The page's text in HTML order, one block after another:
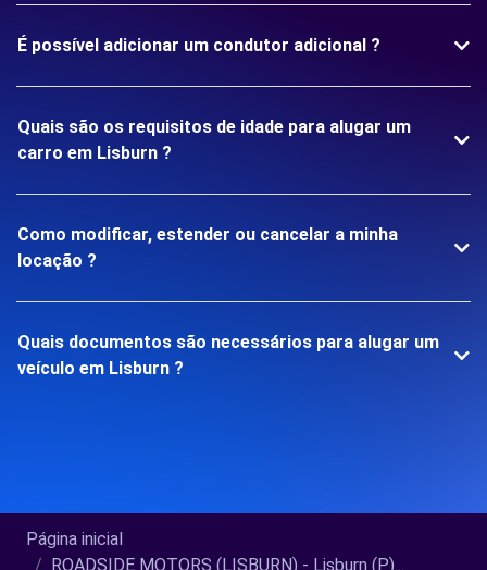
É possível adicionar um condutor adicional ?
Quais são os requisitos de idade para alugar um
carro em Lisburn ?
Como modificar, estender ou cancelar a minha
locação ?
Quais documentos são necessários para alugar um
veículo em Lisburn ?
Página inicial
ROADSIDE MOTORS (LISBURN) - Lisburn (P)...